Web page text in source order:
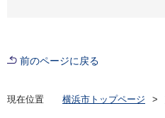
前のページに戻る
現在位置 横浜市トップページ